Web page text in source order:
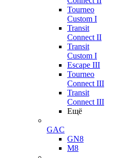
Tourneo
Custom I
Transit
Connect II
Transit
Custom I
Escape III
Tourneo
Connect III
Transit
Connect III
Ещё
GAC
GN8
M8